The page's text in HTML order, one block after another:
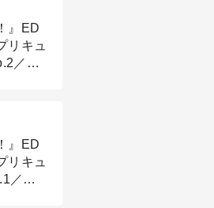
』ED
リキュ
／モ
』ED
リキュ
／演